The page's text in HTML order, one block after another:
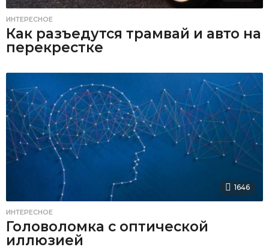
ИНТЕРЕСНОЕ
Как разъедутся трамвай и авто на
перекрестке
1646
ИНТЕРЕСНОЕ
Головоломка с оптической
иллюзией